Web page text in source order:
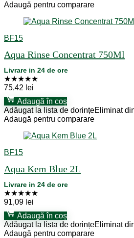
Adaugă pentru comparare
BF15
Aqua Rinse Concentrat 750Ml
Livrare in 24 de ore
★★★★★
75,42 lei
Adaugă în coș
Adăugat la lista de dorințeEliminat
Adaugă pentru comparare
BF15
Aqua Kem Blue 2L
Livrare in 24 de ore
★★★★★
91,09 lei
Adaugă în coș
Adăugat la lista de dorințeEliminat
Adaugă pentru comparare